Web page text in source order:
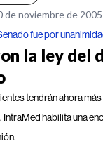
de noviembre de 2005
fue por
la ley del
tendrán ahora
habilita una